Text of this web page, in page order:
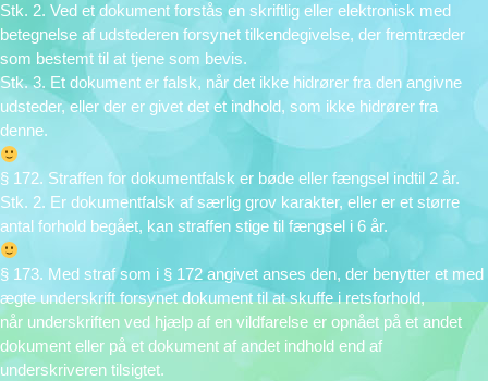
Stk. 2. Ved et dokument forstås en skriftlig eller elektronisk med
betegnelse af udstederen forsynet tilkendegivelse, der fremtræder
som bestemt til at tjene som bevis.
Stk. 3. Et dokument er falsk, når det ikke hidrører fra den angivne
udsteder, eller der er givet det et indhold, som ikke hidrører fra
denne.
§ 172. Straffen for dokumentfalsk er bøde eller fængsel indtil 2 år.
Stk. 2. Er dokumentfalsk af særlig grov karakter, eller er et større
antal forhold begået, kan straffen stige til fængsel i 6 år.
§ 173. Med straf som i § 172 angivet anses den, der benytter et med
ægte underskrift forsynet dokument til at skuffe i retsforhold,
når underskriften ved hjælp af en vildfarelse er opnået på et andet
dokument eller på et dokument af andet indhold end af
underskriveren tilsigtet.